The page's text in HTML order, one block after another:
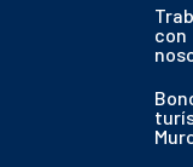
con